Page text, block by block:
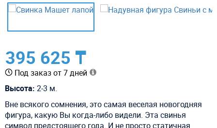
395 625 ₸
Под заказ от 7 дней
Высота: 2-3 м.
Вне всякого сомнения, это самая веселая новогодняя
фигура, какую Вы когда-либо видели. Эта свинья
символ предстоящего года. И не просто статичная